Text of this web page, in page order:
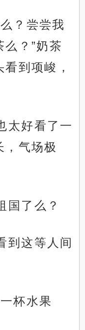
？尝尝我
？”奶茶
到项峻，
好看了一
，气场极
国了么？
到这等人间
杯水果